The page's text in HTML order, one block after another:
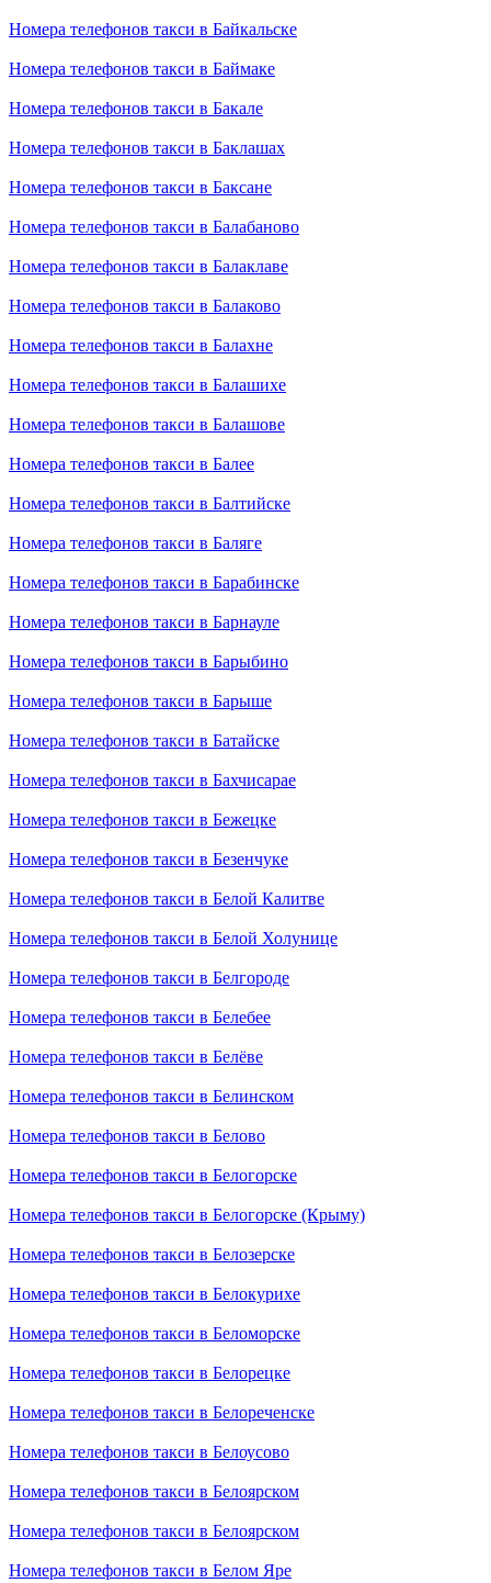
Номера телефонов такси в Байкальске
Номера телефонов такси в Баймаке
Номера телефонов такси в Бакале
Номера телефонов такси в Баклашах
Номера телефонов такси в Баксане
Номера телефонов такси в Балабаново
Номера телефонов такси в Балаклаве
Номера телефонов такси в Балаково
Номера телефонов такси в Балахне
Номера телефонов такси в Балашихе
Номера телефонов такси в Балашове
Номера телефонов такси в Балее
Номера телефонов такси в Балтийске
Номера телефонов такси в Баляге
Номера телефонов такси в Барабинске
Номера телефонов такси в Барнауле
Номера телефонов такси в Барыбино
Номера телефонов такси в Барыше
Номера телефонов такси в Батайске
Номера телефонов такси в Бахчисарае
Номера телефонов такси в Бежецке
Номера телефонов такси в Безенчуке
Номера телефонов такси в Белой Калитве
Номера телефонов такси в Белой Холунице
Номера телефонов такси в Белгороде
Номера телефонов такси в Белебее
Номера телефонов такси в Белёве
Номера телефонов такси в Белинском
Номера телефонов такси в Белово
Номера телефонов такси в Белогорске
Номера телефонов такси в Белогорске (Крыму)
Номера телефонов такси в Белозерске
Номера телефонов такси в Белокурихе
Номера телефонов такси в Беломорске
Номера телефонов такси в Белорецке
Номера телефонов такси в Белореченске
Номера телефонов такси в Белоусово
Номера телефонов такси в Белоярском
Номера телефонов такси в Белоярском
Номера телефонов такси в Белом Яре